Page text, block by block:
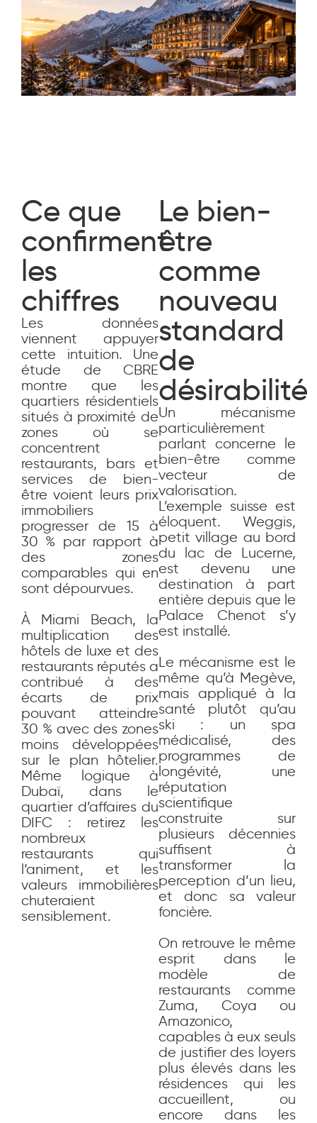
Ce que
confirment
les
chiffres
Les données
viennent appuyer
cette intuition. Une
étude de CBRE
montre que les
quartiers résidentiels
situés à proximité de
zones où se
concentrent
restaurants, bars et
services de bien-
être voient leurs prix
immobiliers
progresser de 15 à
30 % par rapport à
des zones
comparables qui en
sont dépourvues.
À Miami Beach, la
multiplication des
hôtels de luxe et des
restaurants réputés a
contribué à des
écarts de prix
pouvant atteindre
30 % avec des zones
moins développées
sur le plan hôtelier.
Même logique à
Dubaï, dans le
quartier d’affaires du
DIFC : retirez les
nombreux
restaurants qui
l’animent, et les
valeurs immobilières
chuteraient
sensiblement.
Le bien-
être
comme
nouveau
standard
de
désirabilité
Un mécanisme
particulièrement
parlant concerne le
bien-être comme
vecteur de
valorisation.
L’exemple suisse est
éloquent. Weggis,
petit village au bord
du lac de Lucerne,
est devenu une
destination à part
entière depuis que le
Palace Chenot s’y
est installé.
Le mécanisme est le
même qu’à Megève,
mais appliqué à la
santé plutôt qu’au
ski : un spa
médicalisé, des
programmes de
longévité, une
réputation
scientifique
construite sur
plusieurs décennies
suffisent à
transformer la
perception d’un lieu,
et donc sa valeur
foncière.
On retrouve le même
esprit dans le
modèle de
restaurants comme
Zuma, Coya ou
Amazonico,
capables à eux seuls
de justifier des loyers
plus élevés dans les
résidences qui les
accueillent, ou
encore dans les